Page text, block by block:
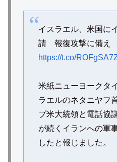
イスラエル、米国に
請 報復攻撃に備え
https://t.co/
米紙ニューヨークタ
ラエルのネタニヤフ
プ米大統領と電話協
が続くイランへの軍
したと報じました。